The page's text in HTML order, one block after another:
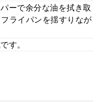
ーで余分な油を拭き取
ライパンを揺すりなが
す。